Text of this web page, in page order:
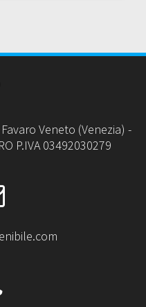
Veneto (Venezia) -
P.IVA 03492030279